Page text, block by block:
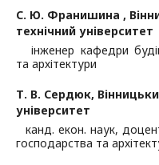
С. Ю. Франишина ,
технічний університет
інженер кафедри
та архітектури
Т. В. Сердюк,
університет
канд. екон. наук,
господарства та